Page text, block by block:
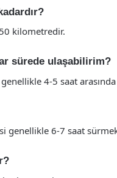
kilometredir.
sürede ulaşabilirim?
4-5 saat
genellikle 6-7 saat